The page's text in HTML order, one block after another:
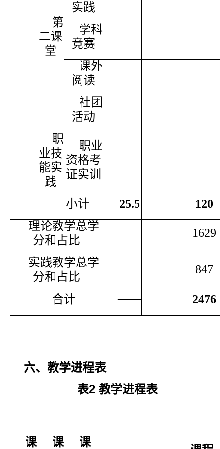
第
二课
堂
实践
学科
竞赛
课外
阅读
社团
活动
职
业技
能实
践
职业
资格考
证实训
小计 25.5
120
理论教学总学
分和占比
1629
实践教学总学
分和占比
847
合计 —— 2476
六、教学进程表
表2 教学进程表
课 课 课